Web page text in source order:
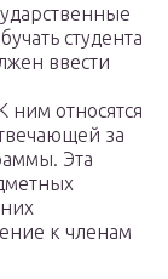
студента
ввести
ним относятся
за
Эта
к членам